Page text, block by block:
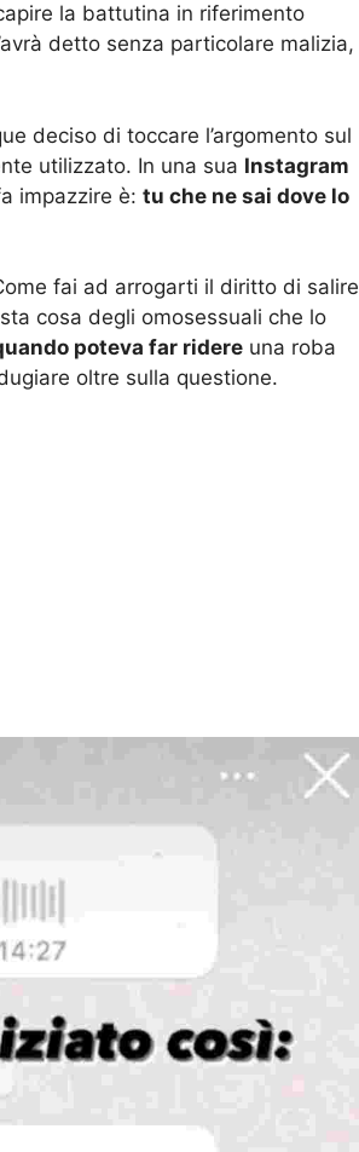
la battutina in riferimento
detto senza particolare malizia,
deciso di toccare l’argomento sul
utilizzato. In una sua Instagram
impazzire è: tu che ne sai dove lo
fai ad arrogarti il diritto di salire
cosa degli omosessuali che lo
poteva far ridere una roba
oltre sulla questione.